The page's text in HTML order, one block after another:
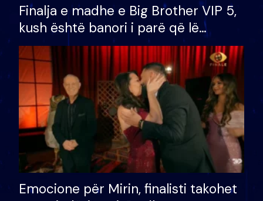
Finalja e madhe e Big Brother VIP 5,
kush është banori i parë që lë
shtëpinë dhe humb mundësinë për
të fituar çmimin e madh
Emocione për Mirin, finalisti takohet